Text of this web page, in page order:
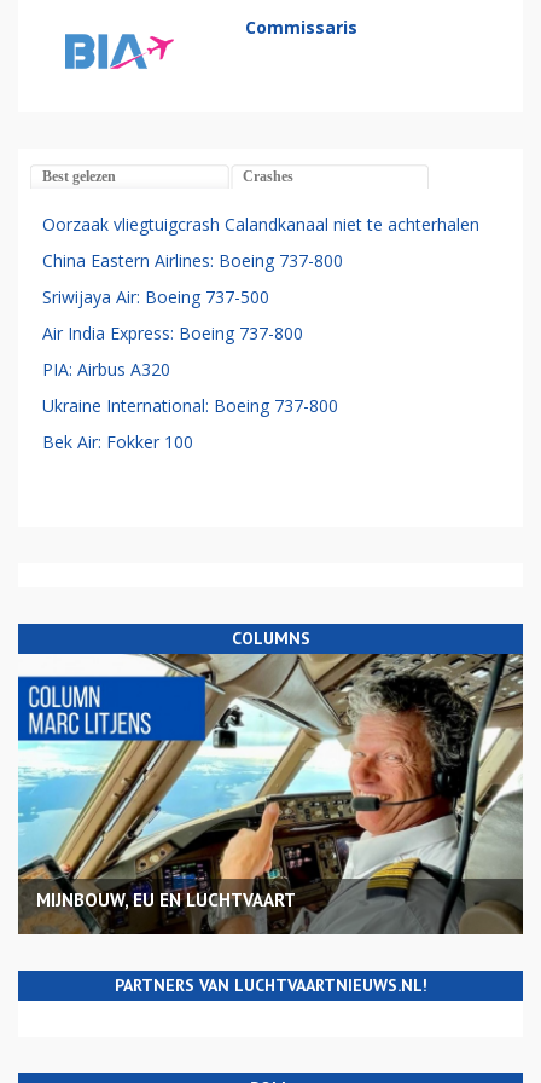
Commissaris
Best gelezen Crashes
Oorzaak vliegtuigcrash Calandkanaal niet te achterhalen
China Eastern Airlines: Boeing 737-800
Sriwijaya Air: Boeing 737-500
Air India Express: Boeing 737-800
PIA: Airbus A320
Ukraine International: Boeing 737-800
Bek Air: Fokker 100
COLUMNS
MIJNBOUW, EU EN LUCHTVAART
PARTNERS VAN LUCHTVAARTNIEUWS.NL!